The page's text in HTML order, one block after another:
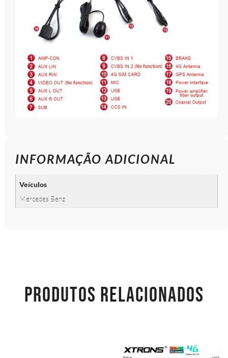
INFORMAÇÃO ADICIONAL
Veículos
Mercedes Benz
PRODUTOS RELACIONADOS